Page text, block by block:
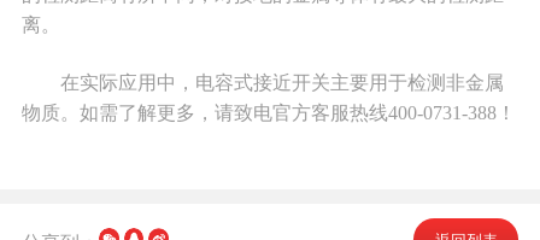
离。
在实际应用中，电容式接近开关主要用于检测非金属
物质。如需了解更多，请致电官方客服热线400-0731-388！